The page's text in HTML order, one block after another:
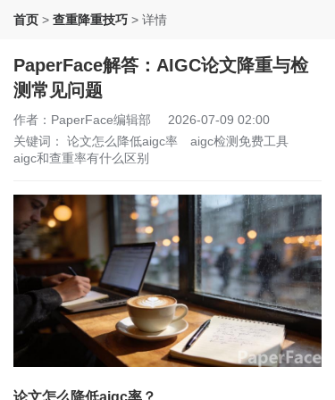
首页 > 查重降重技巧 > 详情
PaperFace解答：AIGC论文降重与检
测常见问题
作者：PaperFace编辑部
2026-07-09 02:00
关键词： 论文怎么降低aigc率
aigc检测免费工具
aigc和查重率有什么区别